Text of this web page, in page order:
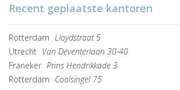
Recent geplaatste kantoren
Rotterdam Lloydstraat 5
Utrecht Van Deventerlaan 30-40
Franeker Prins Hendrikkade 3
Rotterdam Coolsingel 75